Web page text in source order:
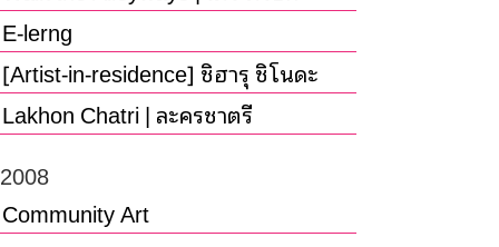
E-lerng
[Artist-in-residence] ชิฮารุ ชิโนดะ
Lakhon Chatri | ละครชาตรี
2008
Community Art